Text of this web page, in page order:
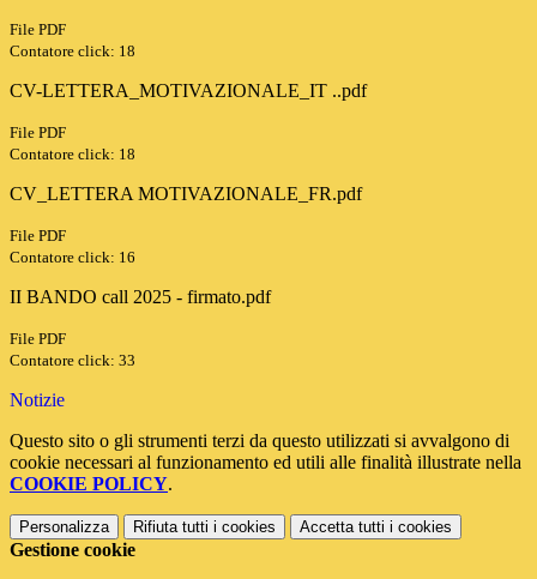
File PDF
Contatore click: 18
CV-LETTERA_MOTIVAZIONALE_IT ..pdf
File PDF
Contatore click: 18
CV_LETTERA MOTIVAZIONALE_FR.pdf
File PDF
Contatore click: 16
II BANDO call 2025 - firmato.pdf
File PDF
Contatore click: 33
Notizie
Questo sito o gli strumenti terzi da questo utilizzati si avvalgono di
cookie necessari al funzionamento ed utili alle finalità illustrate nella
COOKIE POLICY.
Personalizza Rifiuta tutti i cookies Accetta tutti i cookies
Gestione cookie